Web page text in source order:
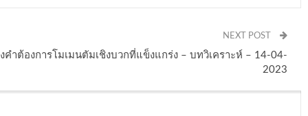
NEXT POST
คำต้องการโมเมนตัมเชิงบวกที่แข็งแกร่ง – บทวิเคราะห์ – 14-04-
2023